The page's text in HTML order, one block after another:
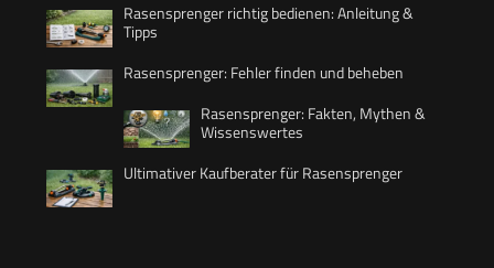
Rasensprenger richtig bedienen: Anleitung &
Tipps
Rasensprenger: Fehler finden und beheben
Rasensprenger: Fakten, Mythen &
Wissenswertes
Ultimativer Kaufberater für Rasensprenger